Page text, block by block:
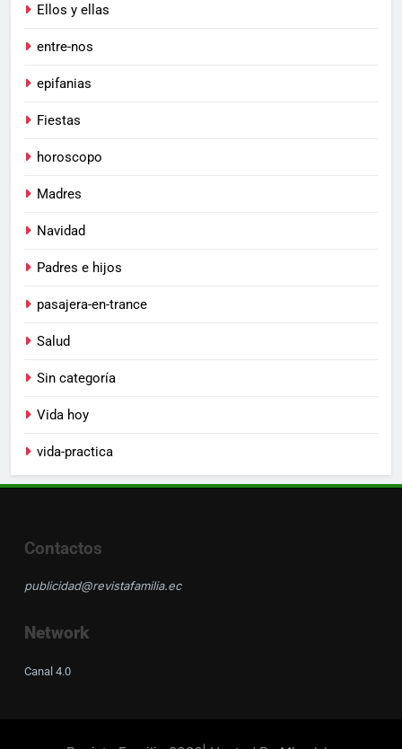
Ellos y ellas
entre-nos
epifanias
Fiestas
horoscopo
Madres
Navidad
Padres e hijos
pasajera-en-trance
Salud
Sin categoría
Vida hoy
vida-practica
Contactos
publicidad@revistafamilia.ec
Network
Canal 4.0